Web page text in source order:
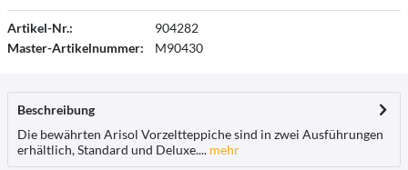
Artikel-Nr.:
904282
Master-Artikelnummer:
M90430
Beschreibung
Die bewährten Arisol Vorzeltteppiche sind in zwei Ausführungen
erhältlich, Standard und Deluxe.... mehr